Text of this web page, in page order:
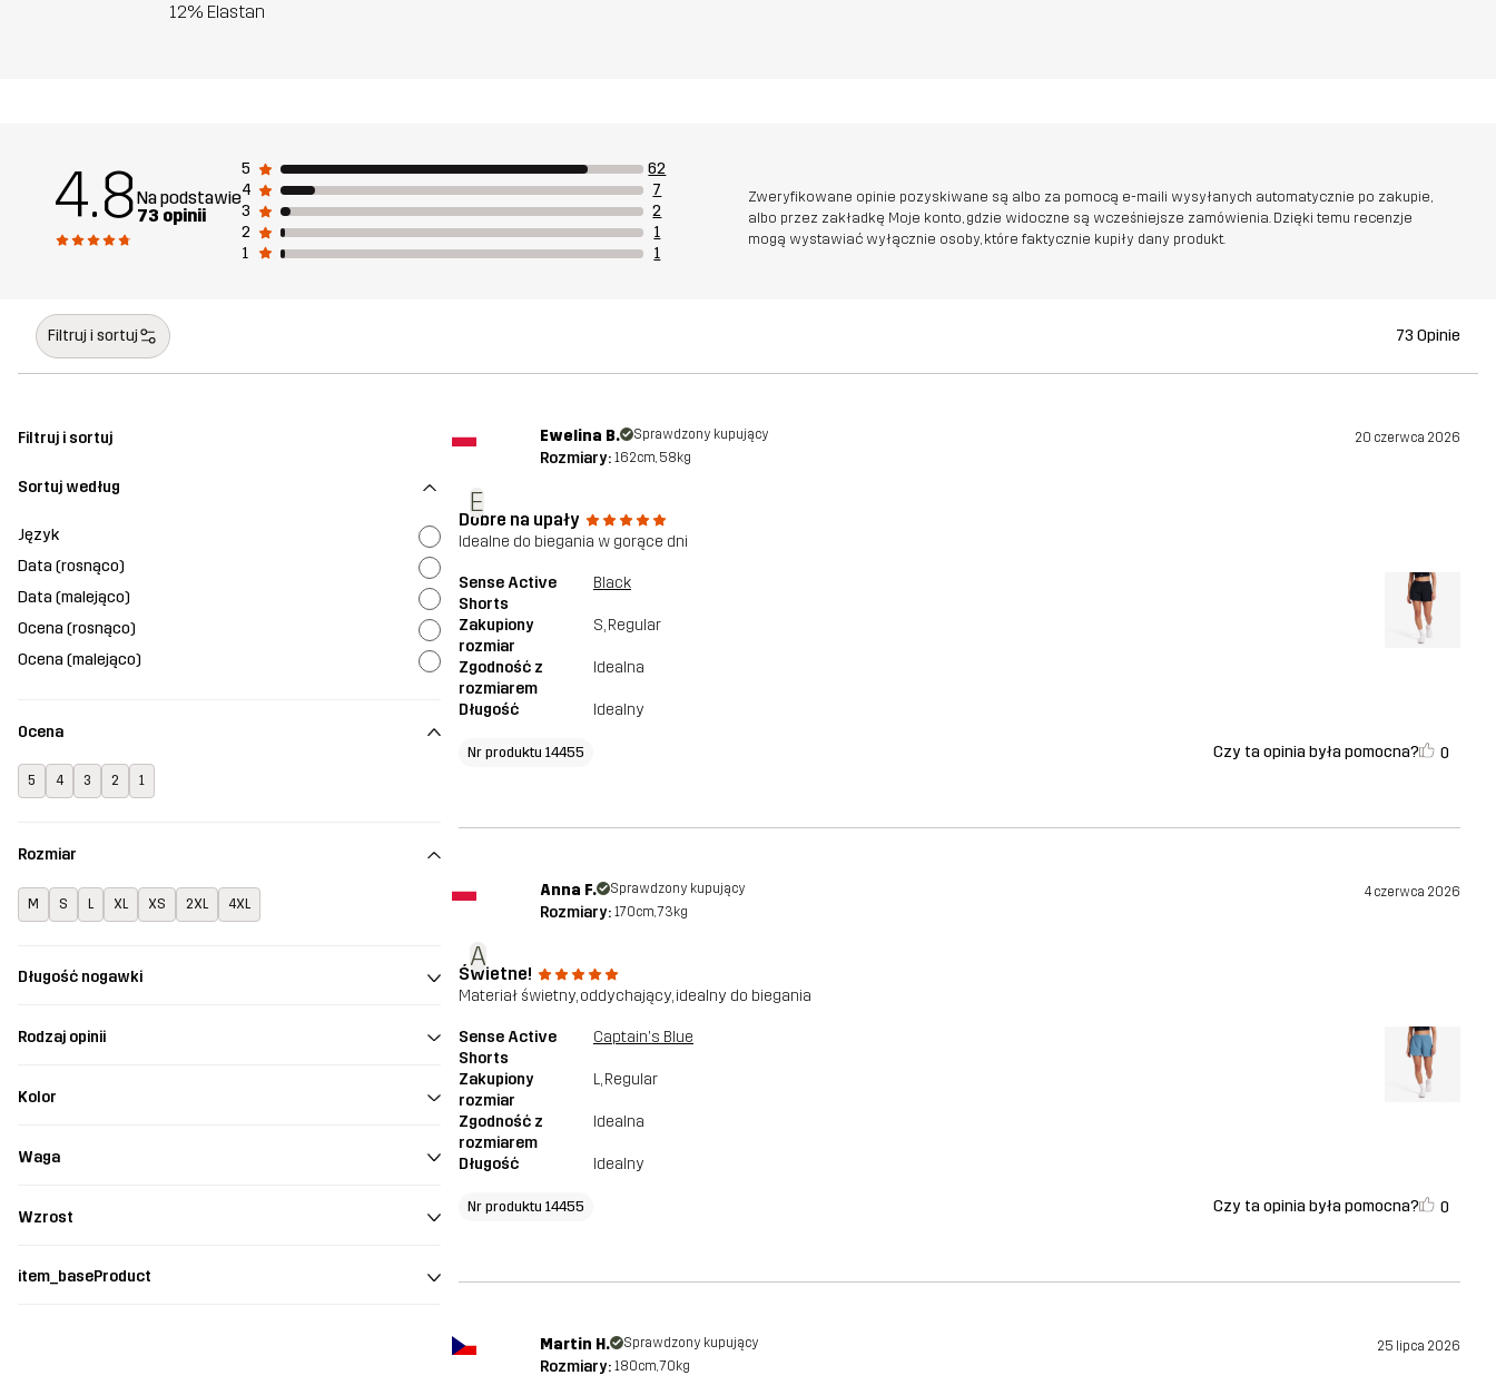
12% Elastan
4.8Na podstawie
73 opinii
5
62
4
7
3
2
2
1
1
1
Zweryfikowane opinie pozyskiwane są albo za pomocą e-maili wysyłanych automatycznie po zakupie,
albo przez zakładkę Moje konto, gdzie widoczne są wcześniejsze zamówienia. Dzięki temu recenzje
mogą wystawiać wyłącznie osoby, które faktycznie kupiły dany produkt.
Filtruj i sortuj 73 Opinie
Filtruj i sortuj
Sortuj według
Język
Data (rosnąco)
Data (malejąco)
Ocena (rosnąco)
Ocena (malejąco)
Ocena
5 4 3 2 1
Rozmiar
M S L XL XS 2XL 4XL
Długość nogawki
Rodzaj opinii
Kolor
Waga
Wzrost
item_baseProduct
E
Ewelina B. Sprawdzony kupujący 20 czerwca 2026
Rozmiary: 162cm, 58kg
Dobre na upały
Idealne do biegania w gorące dni
Sense Active
Shorts
Black
Zakupiony
rozmiar
S, Regular
Zgodność z
rozmiarem
Idealna
Długość Idealny
Nr produktu 14455 Czy ta opinia była pomocna? 0
A
Anna F. Sprawdzony kupujący 4 czerwca 2026
Rozmiary: 170cm, 73kg
Świetne!
Materiał świetny, oddychający, idealny do biegania
Sense Active
Shorts
Captain's Blue
Zakupiony
rozmiar
L, Regular
Zgodność z
rozmiarem
Idealna
Długość Idealny
Nr produktu 14455 Czy ta opinia była pomocna? 0
Martin H. Sprawdzony kupujący 25 lipca 2026
Rozmiary: 180cm, 70kg